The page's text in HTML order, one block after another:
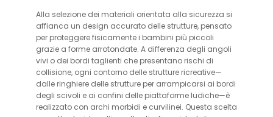
Alla selezione dei materiali orientata alla sicurezza si
affianca un design accurato delle strutture, pensato
per proteggere fisicamente i bambini più piccoli
grazie a forme arrotondate. A differenza degli angoli
vivi o dei bordi taglienti che presentano rischi di
collisione, ogni contorno delle strutture ricreative—
dalle ringhiere delle strutture per arrampicarsi ai bordi
degli scivoli e ai confini delle piattaforme ludiche—è
realizzato con archi morbidi e curvilinei. Questa scelta